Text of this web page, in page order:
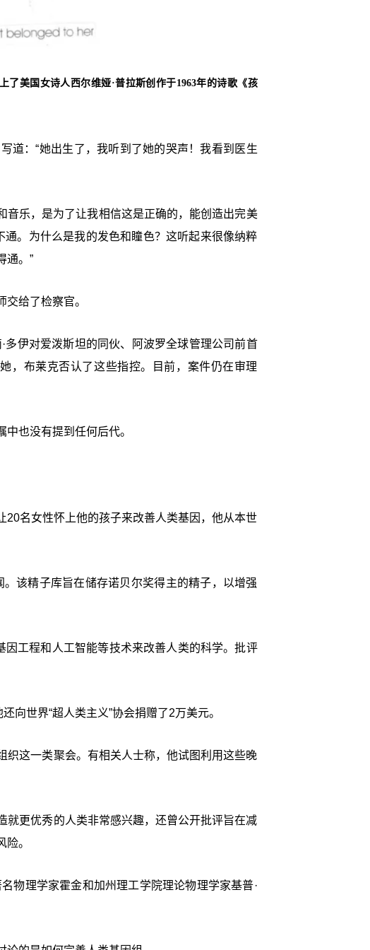
美国女诗人西尔维娅·普拉斯创作于1963年的诗歌《孩
道：“她出生了，我听到了她的哭声！我看到医生
音乐，是为了让我相信这是正确的，能创造出完美
通。为什么是我的发色和瞳色？这听起来很像纳粹
通。”
给了检察官。
多伊对爱泼斯坦的同伙、阿波罗全球管理公司前首
，布莱克否认了这些指控。目前，案件仍在审理
也没有提到任何后代。
名女性怀上他的孩子来改善人类基因，他从本世
。该精子库旨在储存诺贝尔奖得主的精子，以增强
因工程和人工智能等技术来改善人类的科学。批评
向世界“超人类主义”协会捐赠了2万美元。
这一类聚会。有相关人士称，他试图利用这些晚
更优秀的人类非常感兴趣，还曾公开批评旨在减
。
物理学家霍金和加州理工学院理论物理学家基普·